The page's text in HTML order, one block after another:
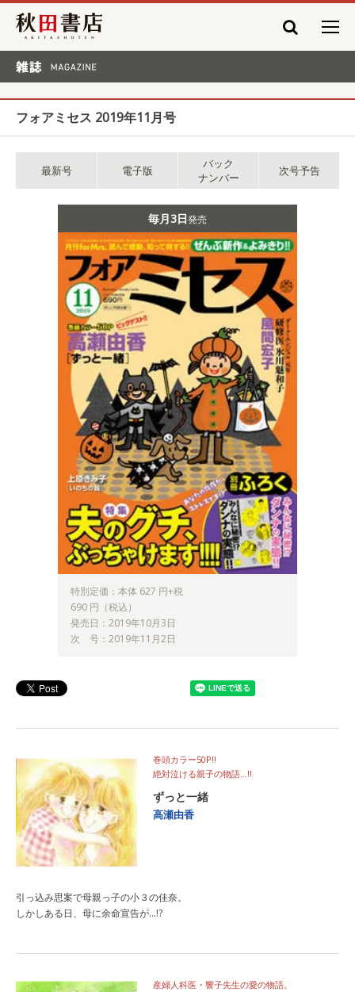
秋田書店
フォアミセス 2019年11月号
最新号 電子版
バック
ナンバー
次号予告
毎月3日発売
特別定価：本体 627 円+税
690 円（税込）
発売日：2019年10月3日
次 号：2019年11月2日
巻頭カラー50P!!
絶対泣ける親子の物語…!!
ずっと一緒
高瀬由香
引っ込み思案で母親っ子の小３の佳奈。
しかしある日、母に余命宣告が…!?
産婦人科医・響子先生の愛の物語。